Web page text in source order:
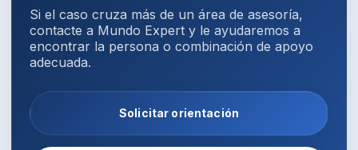
Si el caso cruza más de un área de asesoría,
contacte a Mundo Expert y le ayudaremos a
encontrar la persona o combinación de apoyo
adecuada.
Solicitar orientación